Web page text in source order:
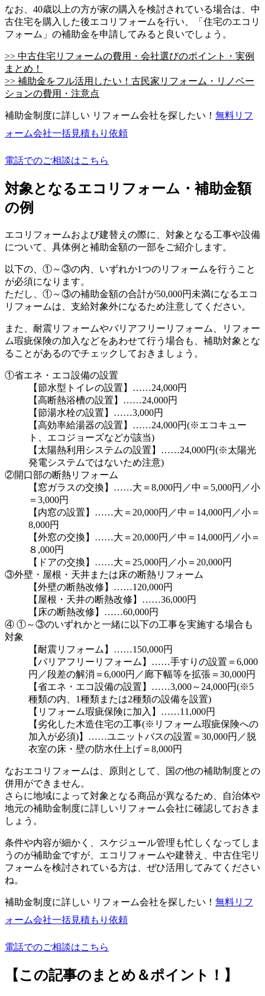
なお、40歳以上の方が家の購入を検討されている場合は、中
古住宅を購入した後エコリフォームを行い、「住宅のエコリ
フォーム」の補助金を申請してみると良いでしょう。
>> 中古住宅リフォームの費用・会社選びのポイント・実例
まとめ！
>> 補助金をフル活用したい！古民家リフォーム・リノベー
ションの費用・注意点
補助金制度に詳しい リフォーム会社を探したい！ 無料リフ
ォーム会社一括見積もり依頼
電話でのご相談はこちら
対象となるエコリフォーム・補助金額
の例
エコリフォームおよび建替えの際に、対象となる工事や設備
について、具体例と補助金額の一部をご紹介します。
以下の、①～③の内、いずれか1つのリフォームを行うこと
が必須になります。
ただし、①～③の補助金額の合計が50,000円未満になるエコ
リフォームは、支給対象外になるため注意してください。
また、耐震リフォームやバリアフリーリフォーム、リフォー
ム瑕疵保険の加入などをあわせて行う場合も、補助対象とな
ることがあるのでチェックしておきましょう。
①省エネ・エコ設備の設置
【節水型トイレの設置】……24,000円
【高断熱浴槽の設置】……24,000円
【節湯水栓の設置】……3,000円
【高効率給湯器の設置】……24,000円(※エコキュー
ト、エコジョーズなどが該当)
【太陽熱利用システムの設置】……24,000円(※太陽光
発電システムではないため注意)
②開口部の断熱リフォーム
【窓ガラスの交換】……大＝8,000円／中＝5,000円／小
＝3,000円
【内窓の設置】……大＝20,000円／中＝14,000円／小＝
8,000円
【外窓の交換】……大＝20,000円／中＝14,000円／小＝
８,000円
【ドアの交換】……大＝25,000円／小＝20,000円
③外壁・屋根・天井または床の断熱リフォーム
【外壁の断熱改修】……120,000円
【屋根・天井の断熱改修】……36,000円
【床の断熱改修】……60,000円
④ ①～③のいずれかと一緒に以下の工事を実施する場合も
対象
【耐震リフォーム】……150,000円
【バリアフリーリフォーム】……手すりの設置＝6,000
円／段差の解消＝6,000円／廊下幅等を拡張＝30,000円
【省エネ・エコ設備の設置】……3,000～24,000円(※5
種類の内、1種類または2種類の設備を設置)
【リフォーム瑕疵保険に加入】……11,000円
【劣化した木造住宅の工事(※リフォーム瑕疵保険への
加入が必須)】……ユニットバスの設置＝30,000円／脱
衣室の床・壁の防水仕上げ＝8,000円
なおエコリフォームは、原則として、国の他の補助制度との
併用ができません。
さらに地域によって対象となる商品が異なるため、自治体や
地元の補助金制度に詳しいリフォーム会社に確認しておきま
しょう。
条件や内容が細かく、スケジュール管理も忙しくなってしま
うのが補助金ですが、エコリフォームや建替え、中古住宅リ
フォームを検討されている方は、ぜひ活用してみてください
ね。
補助金制度に詳しい リフォーム会社を探したい！ 無料リフ
ォーム会社一括見積もり依頼
電話でのご相談はこちら
【この記事のまとめ＆ポイント！】